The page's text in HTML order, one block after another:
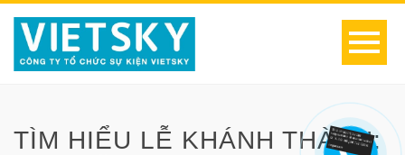
TÌM HIỂU LỄ KHÁNH THÀNH: